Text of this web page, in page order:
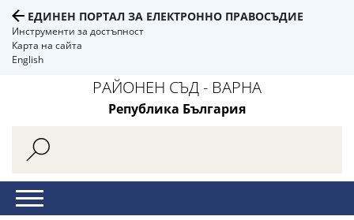
ЕДИНЕН ПОРТАЛ ЗА ЕЛЕКТРОННО ПРАВОСЪДИЕ
Инструменти за достъпност
Карта на сайта
English
РАЙОНЕН СЪД - ВАРНА
Република България